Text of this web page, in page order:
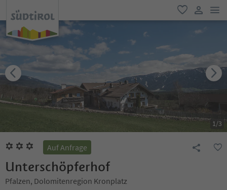
favorit
user link
1/3
Auf Anfrage
Unterschöpferhof
Pfalzen, Dolomitenregion Kronplatz